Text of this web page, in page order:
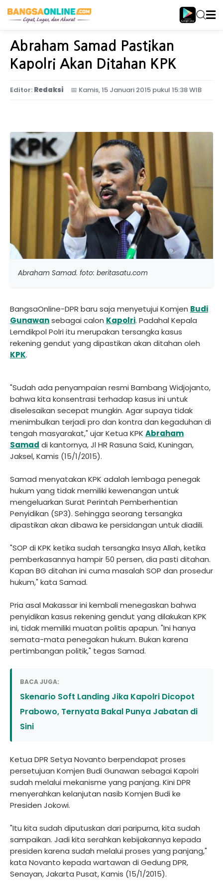
Home Nasional
Abraham Samad Pastikan
Kapolri Akan Ditahan KPK
Editor: Redaksi 📅 Kamis, 15 Januari 2015 pukul 15:38 WIB
Abraham Samad. foto: beritasatu.com
BangsaOnline-DPR baru saja menyetujui Komjen Budi
Gunawansebagai calon Kapolri. Padahal Kepala
Lemdikpol Polri itu merupakan tersangka kasus
rekening gendut yang dipastikan akan ditahan oleh
KPK.
"Sudah ada penyampaian resmi Bambang Widjojanto,
bahwa kita konsentrasi terhadap kasus ini untuk
diselesaikan secepat mungkin. Agar supaya tidak
menimbulkan terjadi pro dan kontra dan kegaduhan di
tengah masyarakat," ujar Ketua KPK Abraham
Samad di kantornya, Jl HR Rasuna Said, Kuningan,
Jaksel, Kamis (15/1/2015).
Samad menyatakan KPK adalah lembaga penegak
hukum yang tidak memiliki kewenangan untuk
mengeluarkan Surat Perintah Pemberhentian
Penyidikan (SP3). Sehingga seorang tersangka
dipastikan akan dibawa ke persidangan untuk diadili.
"SOP di KPK ketika sudah tersangka Insya Allah, ketika
pemberkasannya hampir 50 persen, dia pasti ditahan.
Kapan BG ditahan ini cuma masalah SOP dan prosedur
hukum," kata Samad.
Pria asal Makassar ini kembali menegaskan bahwa
penyidikan kasus rekening gendut yang dilakukan KPK
ini, tidak memiliki muatan politis apapun. "Ini hanya
semata-mata penegakan hukum. Bukan karena
pertimbangan politik," tegas Samad.
BACA JUGA:
Skenario Soft Landing Jika Kapolri Dicopot
Prabowo, Ternyata Bakal Punya Jabatan di
Sini
Ketua DPR Setya Novanto berpendapat proses
persetujuan Komjen Budi Gunawan sebagai Kapolri
sudah melalui mekanisme yang panjang. Kini DPR
menyerahkan kelanjutan nasib Komjen Budi ke
Presiden Jokowi.
"Itu kita sudah diputuskan dari paripurna, kita sudah
sampaikan. Jadi kita serahkan kebijakannya kepada
presiden karena sudah melalui proses yang panjang,"
kata Novanto kepada wartawan di Gedung DPR,
Senayan, Jakarta Pusat, Kamis (15/1/2015).